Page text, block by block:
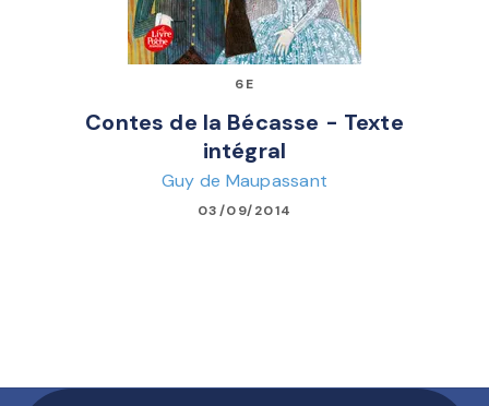
6E
Contes de la Bécasse - Texte
intégral
Guy de Maupassant
03/09/2014